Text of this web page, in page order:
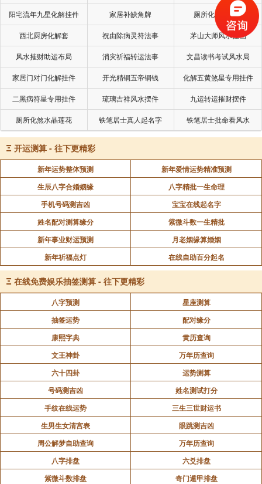
坛场：大坛专门礼拜《梁皇宝忏》;诸经坛读诵规定的大
乘经典如《金光明经》等;法华坛专诵《妙法莲华经》;
净土坛诵《阿弥陀经》与称念阿弥陀佛名号;华严坛静阅
《华严经》;楞严坛诵持《楞严经》。
此外，水陆法会内坛的基本程式是：第一日外坛洒
净、外坛结界、遣使建幡;第二日请上堂、奉浴;第三日
供上堂、请赦、斋僧;第四日请下堂、奉浴、说戒;第五
日供下堂、斋僧;第六日主法亲祝上下堂、放生;第七日
普供上下堂，斋僧、迎上下堂至外坛、送圣，至此水陆
法会即告圆满结束。
水陆法会诸问
改恶、修善、净心，是佛教的根本教义，当初梁武帝
夜梦神僧告诉他“六道四生，受苦无量，宜建水陆大斋以
普济之”，隔天问文武百官，都不知道所说何意，只有宝
志禅师建言梁武帝广寻经教。最后梁武帝派遣法师迎大
藏经于法云殿;每日披览，经三年才完成仪文。梁武帝手
捧仪文、不点灯烛，祈祷表白三宝，水陆仪文若文体不
通畅，有所违背教义，不能广济众生，则灯暗如初;若道
理契合，希望拜起，灯烛不点自明。祈祝完毕一礼，灯
烛尽明，再拜宫殿震动，三顶礼，空中飘下香华，从
此，为广大众生普度忏罪的水陆法会盛行至今。
1、水陆法会内坛为甚么要结界
水陆法会分为内坛佛事及外坛佛事，内坛佛事主要与
四圣六凡交流，是整个水陆法会的主轴核心，由于内坛
佛事繁重，加上主法者必须专心观想，为防闲杂人等扰
乱，因此内坛必须结界，以庄严坛场，故由发起人代表
所有功德主参加礼拜佛事。
阳宅流年九星化解挂件 家居补缺角牌 厕所化秽气煞套
西北厨房化解套 祝由除病灵符法事 茅山大师风水挂画
风水摧财助运布局 消灾祈福转运法事 文昌读书考试风水局
家居门对门化解挂件 开光精铜五帝铜钱 化解五黄煞星专用挂件
二黑病符星专用挂件 琉璃吉祥风水摆件 九运转运摧财摆件
厕所化煞水晶莲花 铁笔居士真人起名字 铁笔居士批命看风水
Ξ 开运测算 - 往下更精彩
新年运势整体预测
新年爱情运势精准预测
生辰八字合婚姻缘
八字精批一生命理
手机号码测吉凶
宝宝在线起名字
姓名配对测算缘分
紫微斗数一生精批
新年事业财运预测
月老姻缘算婚姻
新年祈福点灯
在线自助百分起名
Ξ 在线免费娱乐抽签测算 - 往下更精彩
八字预测
星座测算
抽签运势
配对缘分
康熙字典
黄历查询
文王神卦
万年历查询
六十四卦
运势测算
号码测吉凶
姓名测试打分
手纹在线运势
三生三世财运书
生男生女清宫表
眼跳测吉凶
周公解梦自助查询
万年历查询
八字排盘
六爻排盘
紫微斗数排盘
奇门遁甲排盘